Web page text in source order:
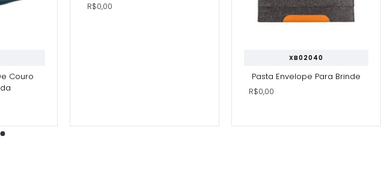
Couro
R$0,00
XB02040
Pasta Envelope Para Brinde
R$0,00